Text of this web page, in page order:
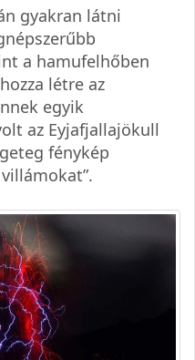
gyakran látni
a hamufelhőben
létre az
egyik
az Eyjafjallajökull
fénykép